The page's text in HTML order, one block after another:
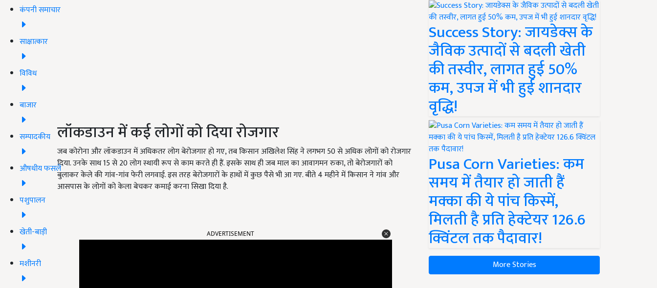
कंपनी समाचार
साक्षात्कार
विविध
बाजार
सम्पादकीय
औषधीय फसलें
पशुपालन
खेती-बाड़ी
मशीनरी
लॉकडाउन में कई लोगों को दिया रोजगार
जब कोरोना और लॉकडाउन में अधिकतर लोग बेरोजगार हो गए, तब किसान अखिलेश सिंह ने लगभग 50 से अधिक लोगों को रोजगार
दिया. उनके साथ 15 से 20 लोग स्थायी रूप से काम करते ही हैं. इसके साथ ही जब माल का आवागमन रुका, तो बेरोजगारों को
बुलाकर केले की गांव-गांव फेरी लगवाई. इस तरह बेरोजगारों के हाथों में कुछ पैसे भी आ गए. बीते 4 महीने में किसान ने गांव और
आसपास के लोगों को केला बेचकर कमाई करना सिखा दिया है.
Success Story: जायडेक्स के
जैविक उत्पादों से बदली खेती
की तस्वीर, लागत हुई 50%
कम, उपज में भी हुई शानदार
वृद्धि!
Pusa Corn Varieties: कम
समय में तैयार हो जाती हैं
मक्का की ये पांच किस्में,
मिलती है प्रति हेक्टेयर 126.6
क्विंटल तक पैदावार!
More Stories